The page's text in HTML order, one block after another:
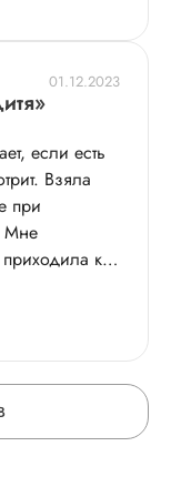
01.12.2023
если есть
Взяла
при
Мне
к
на 7
но я сама
из
чисто,
Сначала она
все
голову,